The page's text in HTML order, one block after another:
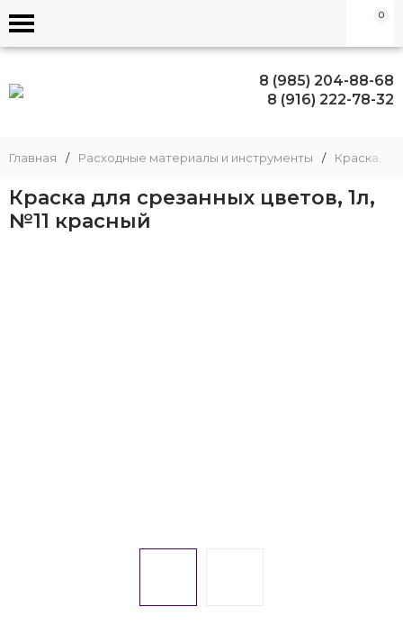
0
8 (985) 204-88-68
8 (916) 222-78-32
Главная / Расходные материалы и инструменты / Краска,
Краска для срезанных цветов, 1л,
№11 красный